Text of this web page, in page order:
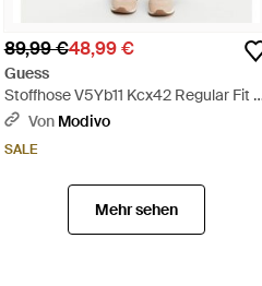
89,99 €48,99 €
Guess
Stoffhose V5Yb11 Kcx42 Regular Fit -
Natur
Von Modivo
SALE
Mehr sehen